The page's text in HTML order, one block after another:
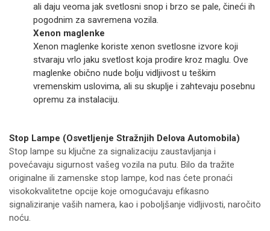
ali daju veoma jak svetlosni snop i brzo se pale, čineći ih
pogodnim za savremena vozila.
Xenon maglenke
Xenon maglenke koriste xenon svetlosne izvore koji
stvaraju vrlo jaku svetlost koja prodire kroz maglu. Ove
maglenke obično nude bolju vidljivost u teškim
vremenskim uslovima, ali su skuplje i zahtevaju posebnu
opremu za instalaciju.
Stop Lampe (Osvetljenje Stražnjih Delova Automobila)
Stop lampe su ključne za signalizaciju zaustavljanja i
povećavaju sigurnost vašeg vozila na putu. Bilo da tražite
originalne ili zamenske stop lampe, kod nas ćete pronaći
visokokvalitetne opcije koje omogućavaju efikasno
signaliziranje vaših namera, kao i poboljšanje vidljivosti, naročito
noću.